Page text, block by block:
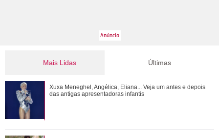
Mais Lidas
Tragam um CPF para ele! Confira tudo o que Shawn
Mendes já fez no Brasil
Últimas
Xuxa Meneghel, Angélica, Eliana... Veja um antes e depois
das antigas apresentadoras infantis